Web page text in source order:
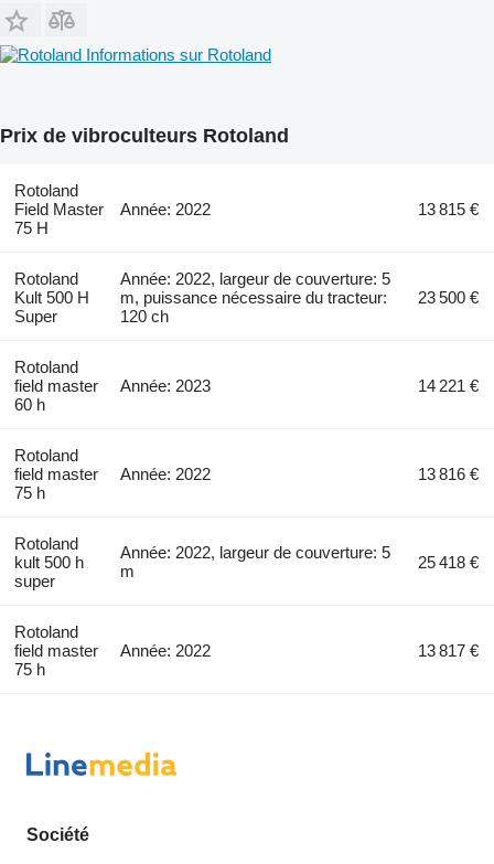
Informations sur Rotoland
Prix de vibroculteurs Rotoland
Rotoland
Field Master
75 H
Année: 2022 13 815 €
Rotoland
Kult 500 H
Super
Année: 2022, largeur de couverture: 5
m, puissance nécessaire du tracteur:
120 ch
23 500 €
Rotoland
field master
60 h
Année: 2023 14 221 €
Rotoland
field master
75 h
Année: 2022 13 816 €
Rotoland
kult 500 h
super
Année: 2022, largeur de couverture: 5
m
25 418 €
Rotoland
field master
75 h
Année: 2022 13 817 €
Société